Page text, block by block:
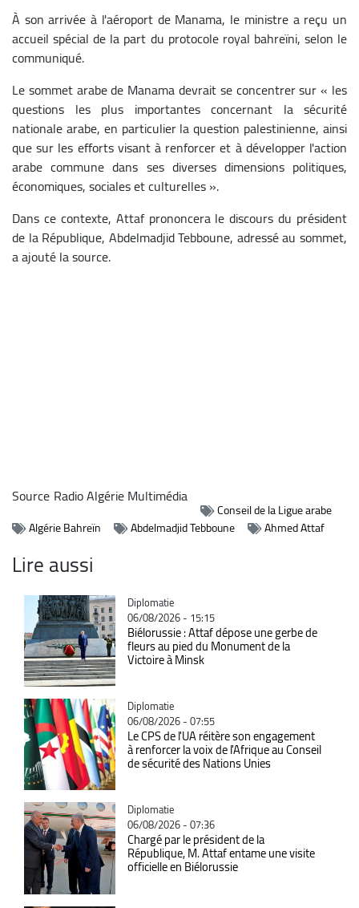
À son arrivée à l'aéroport de Manama, le ministre a reçu un
accueil spécial de la part du protocole royal bahreïni, selon le
communiqué.
Le sommet arabe de Manama devrait se concentrer sur « les
questions les plus importantes concernant la sécurité
nationale arabe, en particulier la question palestinienne, ainsi
que sur les efforts visant à renforcer et à développer l'action
arabe commune dans ses diverses dimensions politiques,
économiques, sociales et culturelles ».
Dans ce contexte, Attaf prononcera le discours du président
de la République, Abdelmadjid Tebboune, adressé au sommet,
a ajouté la source.
Source Radio Algérie Multimédia
Conseil de la Ligue arabe
Algérie Bahreïn
Abdelmadjid Tebboune Ahmed Attaf
Lire aussi
Catégorie
Diplomatie
06/08/2026 - 15:15
Biélorussie : Attaf dépose une gerbe de
fleurs au pied du Monument de la
Victoire à Minsk
Catégorie
Diplomatie
06/08/2026 - 07:55
Le CPS de l'UA réitère son engagement
à renforcer la voix de l'Afrique au Conseil
de sécurité des Nations Unies
Catégorie
Diplomatie
06/08/2026 - 07:36
Chargé par le président de la
République, M. Attaf entame une visite
officielle en Biélorussie